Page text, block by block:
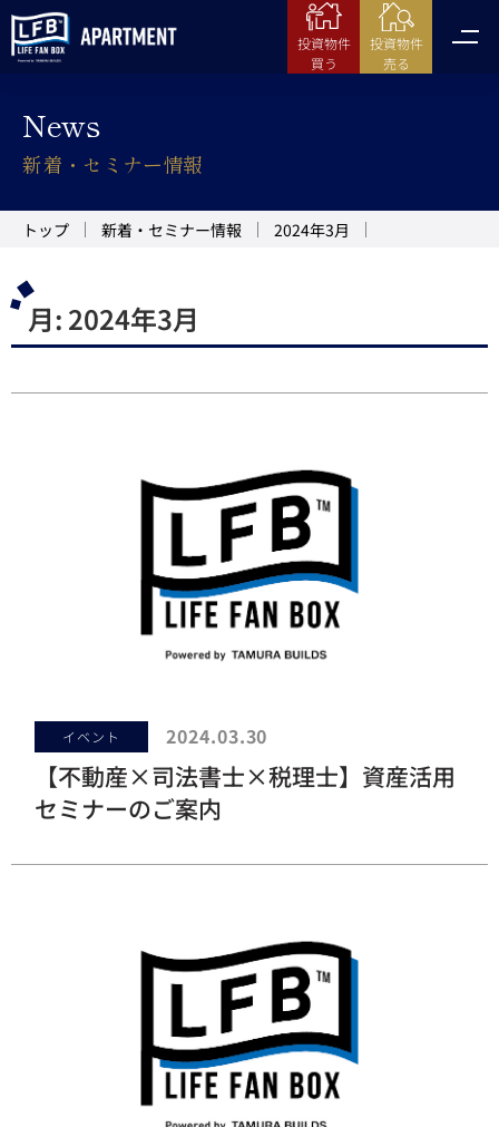
投資物件
買う
投資物件
売る
News
新着・セミナー情報
トップ 新着・セミナー情報 2024年3月
月: 2024年3月
イベント 2024.03.30
【不動産×司法書士×税理士】資産活用
セミナーのご案内